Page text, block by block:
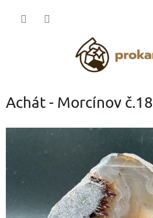
Achát - Morcínov č.18